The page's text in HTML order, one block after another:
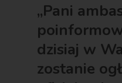
„Pani
dzisiaj w
zostanie